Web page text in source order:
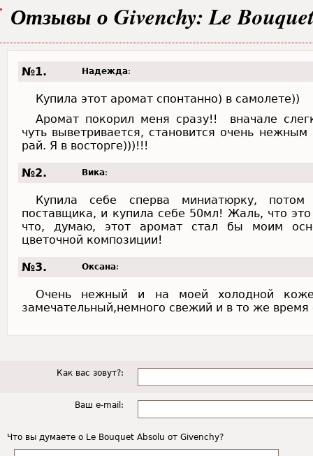
Отзывы о Givenchy: Le
№1. Надежда:
Купила этот аромат спонтанно) в самолете))
Аромат покорил меня сразу!! вначале
чуть выветривается, становится очень
рай. Я в восторге)))!!!
№2. Вика:
Купила себе сперва миниатюрку,
поставщика, и купила себе 50мл! Жаль, что
что, думаю, этот аромат стал бы моим
цветочной композиции!
№3. Оксана:
Очень нежный и на моей холодной
замечательный,немного свежий и в то же
Как вас зовут?:
Ваш e-mail:
Что вы думаете о Le Bouquet Absolu от Givenchy?